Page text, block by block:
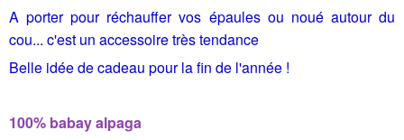
A porter pour réchauffer vos épaules ou noué autour du
cou... c'est un accessoire très tendance
Belle idée de cadeau pour la fin de l'année !
100% babay alpaga